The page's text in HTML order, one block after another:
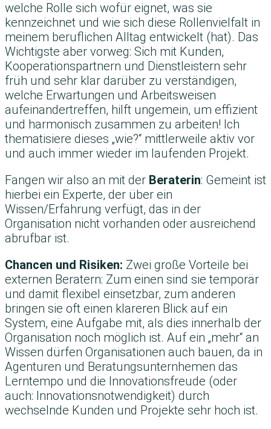
welche Rolle sich wofür eignet, was sie
kennzeichnet und wie sich diese Rollenvielfalt in
meinem beruflichen Alltag entwickelt (hat). Das
Wichtigste aber vorweg: Sich mit Kunden,
Kooperationspartnern und Dienstleistern sehr
früh und sehr klar darüber zu verständigen,
welche Erwartungen und Arbeitsweisen
aufeinandertreffen, hilft ungemein, um effizient
und harmonisch zusammen zu arbeiten! Ich
thematisiere dieses „wie?“ mittlerweile aktiv vor
und auch immer wieder im laufenden Projekt.
Fangen wir also an mit der Beraterin: Gemeint ist
hierbei ein Experte, der über ein
Wissen/Erfahrung verfügt, das in der
Organisation nicht vorhanden oder ausreichend
abrufbar ist.
Chancen und Risiken: Zwei große Vorteile bei
externen Beratern: Zum einen sind sie temporär
und damit flexibel einsetzbar, zum anderen
bringen sie oft einen klareren Blick auf ein
System, eine Aufgabe mit, als dies innerhalb der
Organisation noch möglich ist. Auf ein „mehr“ an
Wissen dürfen Organisationen auch bauen, da in
Agenturen und Beratungsunternhemen das
Lerntempo und die Innovationsfreude (oder
auch: Innovationsnotwendigkeit) durch
wechselnde Kunden und Projekte sehr hoch ist.